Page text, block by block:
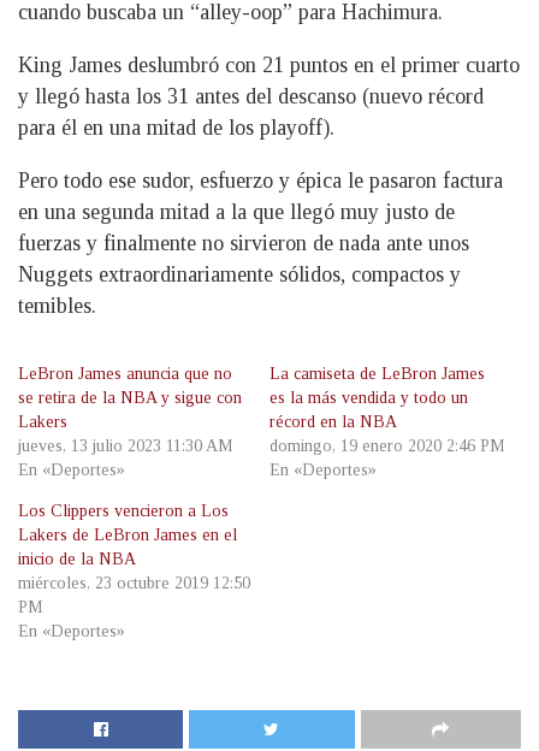
cuando buscaba un “alley-oop” para Hachimura.
King James deslumbró con 21 puntos en el primer cuarto
y llegó hasta los 31 antes del descanso (nuevo récord
para él en una mitad de los playoff).
Pero todo ese sudor, esfuerzo y épica le pasaron factura
en una segunda mitad a la que llegó muy justo de
fuerzas y finalmente no sirvieron de nada ante unos
Nuggets extraordinariamente sólidos, compactos y
temibles.
LeBron James anuncia que no
se retira de la NBA y sigue con
Lakers
jueves, 13 julio 2023 11:30 AM
En «Deportes»
La camiseta de LeBron James
es la más vendida y todo un
récord en la NBA
domingo, 19 enero 2020 2:46 PM
En «Deportes»
Los Clippers vencieron a Los
Lakers de LeBron James en el
inicio de la NBA
miércoles, 23 octubre 2019 12:50
PM
En «Deportes»